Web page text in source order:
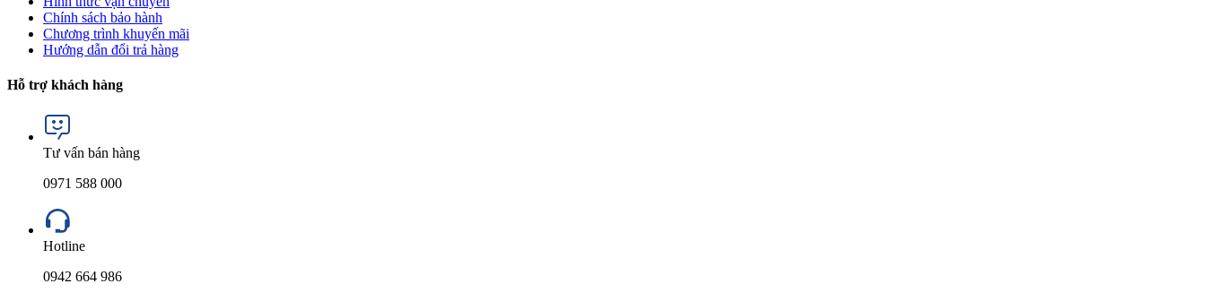
Chính sách bảo hành
Chương trình khuyến mãi
Hướng dẫn đổi trả hàng
Hỗ trợ khách hàng
Tư vấn bán hàng
0971 588 000
Hotline
0942 664 986